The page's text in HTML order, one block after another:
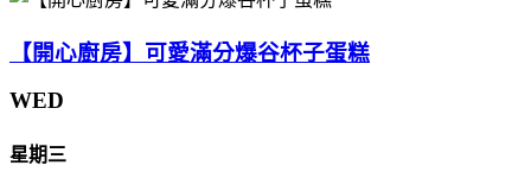
【開心廚房】可愛滿分爆谷杯子蛋糕
WED
星期三